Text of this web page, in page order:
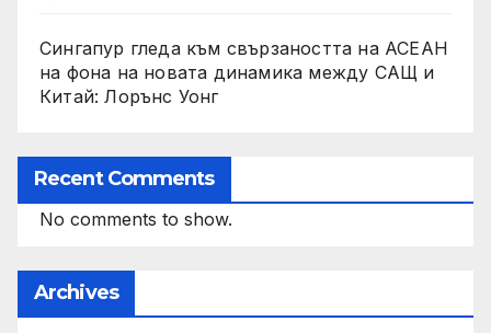
Сингапур гледа към свързаността на АСЕАН
на фона на новата динамика между САЩ и
Китай: Лорънс Уонг
Recent Comments
No comments to show.
Archives